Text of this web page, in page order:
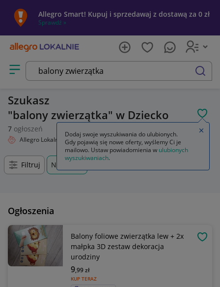
Allegro Smart! Kupuj i sprzedawaj z dostawą za 0 zł
Sprawdź »
Otwórz menu z kategoriami
szukaj
Szukasz
balony zwierzątka w Dziecko
7 ogłoszeń
Allegro Lokalnie Dziecko Wyniki wyszukiwania
Filtruj Nowy
Ogłoszenia
Balony foliowe zwierzątka lew + 2x
małpka 3D zestaw dekoracja
urodziny
KUP TERAZ
9,99zł
Dodaj swoje wyszukiwania do ulubionych.
Gdy pojawią się nowe oferty, wyślemy Ci je
mailowo. Ustaw powiadomienia w ulubionych
wyszukiwaniach.